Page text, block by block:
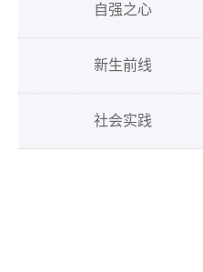
自强之心
新生前线
社会实践